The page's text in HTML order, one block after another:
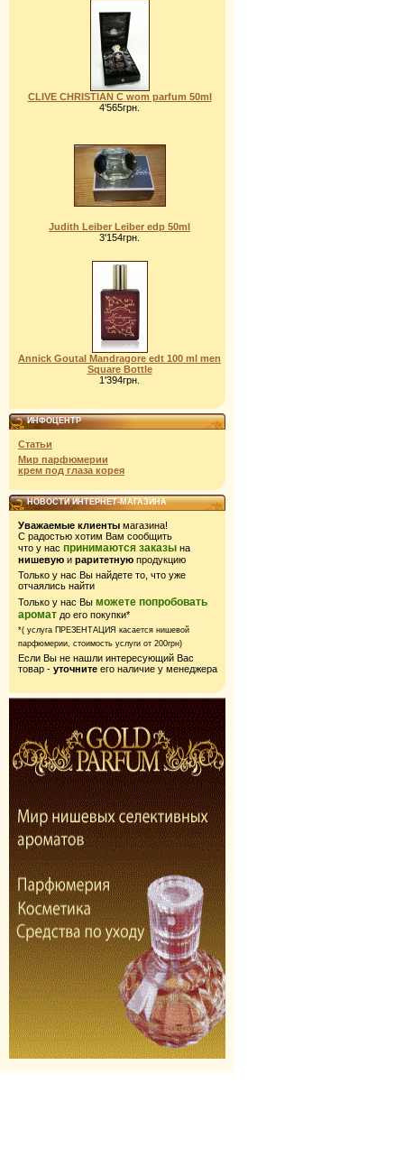
CLIVE CHRISTIAN C wom parfum 50ml
4'565грн.
Judith Leiber Leiber edp 50ml
3'154грн.
Annick Goutal Mandragore edt 100 ml men
Square Bottle
1'394грн.
ИНФОЦЕНТР
Статьи
Мир парфюмерии
крем под глаза корея
НОВОСТИ ИНТЕРНЕТ-МАГАЗИНА
Уважаемые клиенты магазина!
С радостью хотим Вам сообщить
что у нас принимаются заказы на
нишевую и раритетную продукцию
Только у нас Вы найдете то, что уже
отчаялись найти
Только у нас Вы можете попробовать
аромат до его покупки*
*( услуга ПРЕЗЕНТАЦИЯ касается нишевой
парфюмерии, стоимость услуги от 200грн)
Если Вы не нашли интересующий Вас
товар - уточните его наличие у менеджера